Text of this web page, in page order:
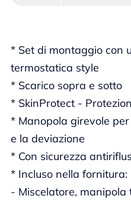
* Set di montaggio con
termostatica style
* Scarico sopra e sotto
* SkinProtect -
* Manopola girevole
e la deviazione
* Con sicurezza
* Incluso nella fornitura:
- Miscelatore,